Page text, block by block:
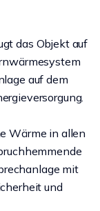
das Objekt auf
auf dem
Wärme in allen
mit
und